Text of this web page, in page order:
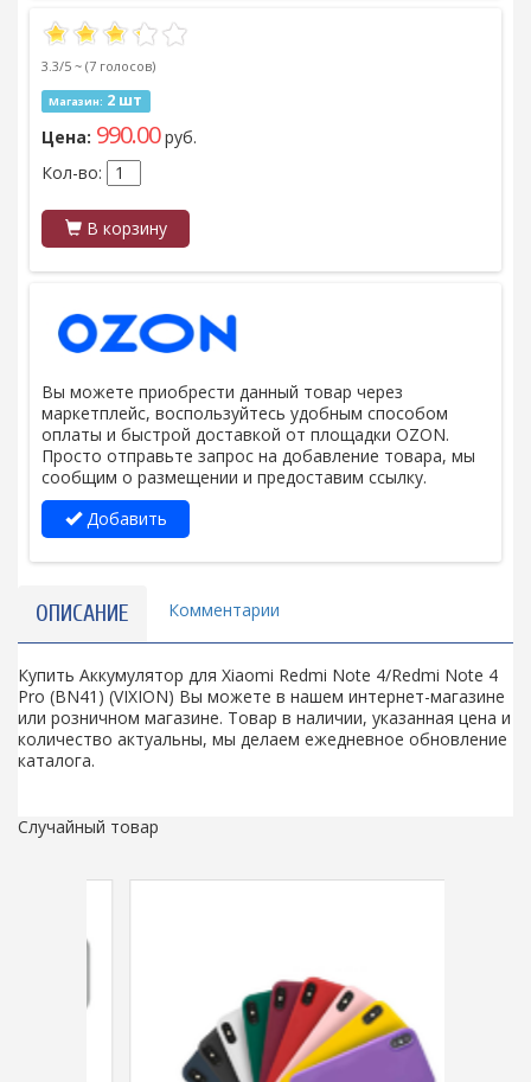
3.3/5 ~ (7 голосов)
Магазин: 2 шт
Цена: 990.00руб.
Кол-во:
В корзину
Вы можете приобрести данный товар через
маркетплейс, воспользуйтесь удобным способом
оплаты и быстрой доставкой от площадки OZON.
Просто отправьте запрос на добавление товара, мы
сообщим о размещении и предоставим ссылку.
Добавить
ОПИСАНИЕ Комментарии
Купить Аккумулятор для Xiaomi Redmi Note 4/Redmi Note 4
Pro (BN41) (VIXION) Вы можете в нашем интернет-магазине
или розничном магазине. Товар в наличии, указанная цена и
количество актуальны, мы делаем ежедневное обновление
каталога.
Случайный товар